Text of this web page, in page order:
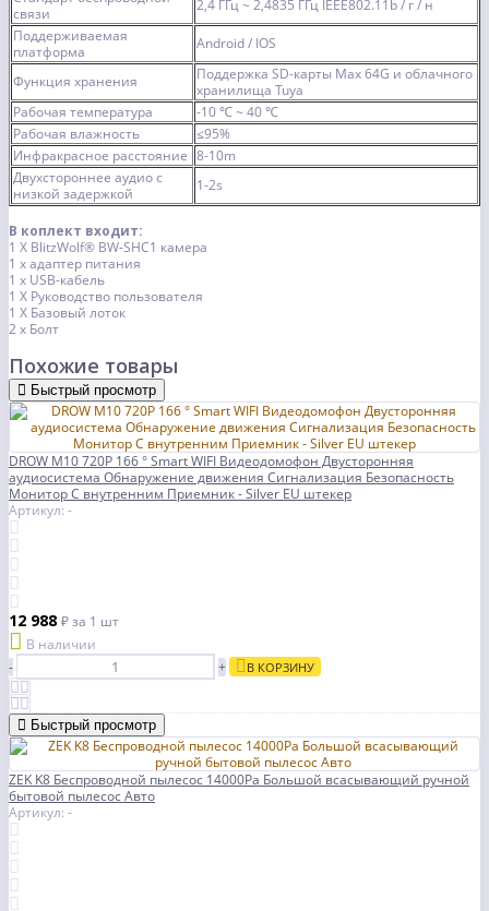
связи
2,4 ГГц ~ 2,4835 ГГц IEEE802.11b / г / н
Поддерживаемая
платформа
Android / IOS
Функция хранения
Поддержка SD-карты Max 64G и облачного
хранилища Tuya
Рабочая температура
-10 ℃ ~ 40 ℃
Рабочая влажность
≤95%
Инфракрасное расстояние 8-10m
Двухстороннее аудио с
низкой задержкой
1-2s
В коплект входит:
1 X BlitzWolf® BW-SHC1 камера
1 х адаптер питания
1 х USB-кабель
1 X Руководство пользователя
1 X Базовый лоток
2 х Болт
Похожие товары
Быстрый просмотр
DROW M10 720P 166 ° Smart WIFI Видеодомофон Двусторонняя
аудиосистема Обнаружение движения Сигнализация Безопасность
Монитор С внутренним Приемник - Silver EU штекер
Артикул: -
12 988 ₽за 1 шт
В наличии
-
+ В КОРЗИНУ
Быстрый просмотр
ZEK K8 Беспроводной пылесос 14000Pa Большой всасывающий ручной
бытовой пылесос Авто
Артикул: -